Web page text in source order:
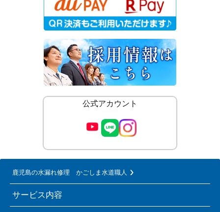
公式アカウント
鹿児島の水漏れ修理 かごしま水道職人
サービス内容